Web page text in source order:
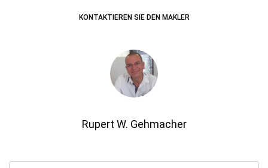
KONTAKTIEREN SIE DEN MAKLER
Rupert W. Gehmacher